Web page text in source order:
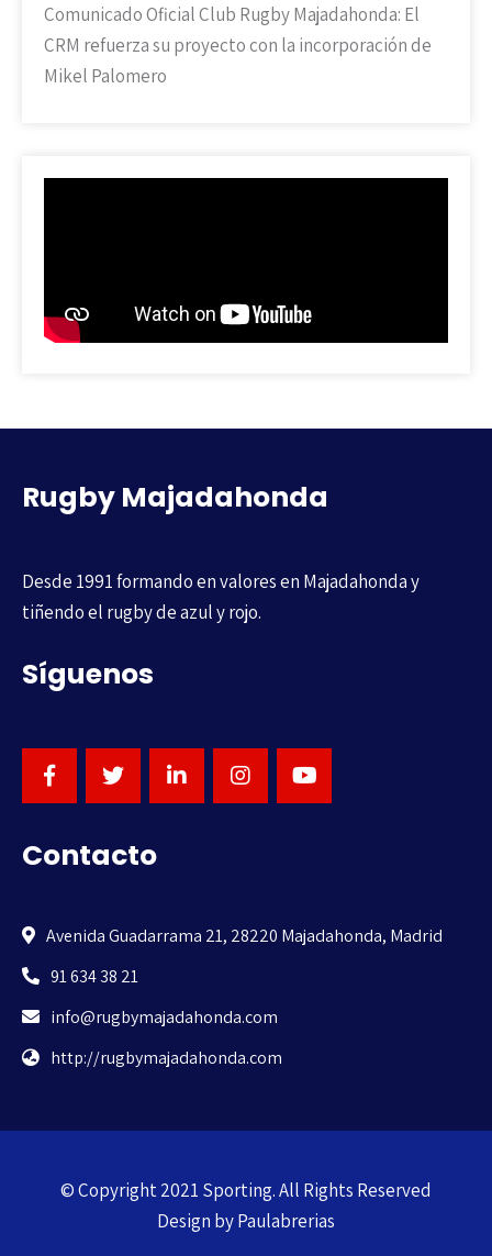
Comunicado Oficial Club Rugby Majadahonda: El
CRM refuerza su proyecto con la incorporación de
Mikel Palomero
Rugby Majadahonda
Desde 1991 formando en valores en Majadahonda y
tiñendo el rugby de azul y rojo.
Síguenos
Contacto
Avenida Guadarrama 21, 28220 Majadahonda, Madrid
91 634 38 21
info@rugbymajadahonda.com
http://rugbymajadahonda.com
© Copyright 2021 Sporting. All Rights Reserved
Design byPaulabrerias